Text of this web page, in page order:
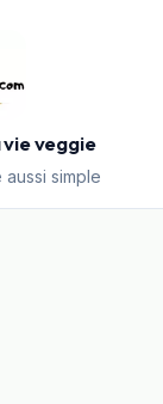
veggie
simple